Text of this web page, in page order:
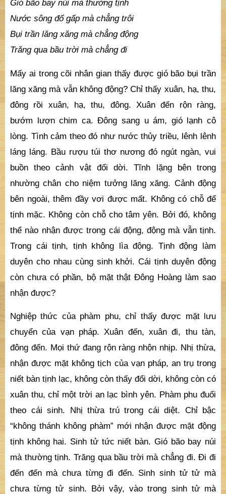
Gió bão bay núi mà thường tịnh
Nước sông đổ gấp mà chẳng trôi
Bụi trần lăng xăng mà chẳng động
Trăng qua bầu trời mà chẳng đi
Mấy ai trong cõi nhân gian thấy được gió bão bụi trần
lăng xăng mà vẫn không động? Chỉ thấy xuân, hạ, thu,
đông rồi xuân, hạ, thu, đông. Xuân đến rộn ràng,
bướm lượn chim ca. Đông sang u ám, gió lạnh cô
lòng. Tình cảm theo đó như nước thủy triều, lênh lênh
láng láng. Bầu rượu túi thơ nương đó ngút ngàn, vui
buồn theo cảnh vật đổi dời. Tĩnh lặng bên trong
nhường chân cho niệm tưởng lăng xăng. Cảnh động
bên ngoài, thêm đầy vơi được mất. Không có chỗ để
tịnh mặc. Không còn chỗ cho tâm yên. Bởi đó, không
thể nào nhận được trong cái động, động mà vẫn tịnh.
Trong cái tịnh, tịnh không lìa động. Tịnh động làm
duyên cho nhau cùng sinh khởi. Cái tịnh duyên động
còn chưa có phần, bộ mặt thật Đông Hoàng làm sao
nhận được?
Nghiệp thức của phàm phu, chỉ thấy được mặt lưu
chuyển của vạn pháp. Xuân đến, xuân đi, thu tàn,
đông đến. Mọi thứ đang rộn ràng nhộn nhịp. Nhị thừa,
nhận được mặt không tịch của vạn pháp, an trụ trong
niết bàn tịnh lạc, không còn thấy đổi dời, không còn có
xuân thu, chỉ một trời an lạc bình yên. Phàm phu đuổi
theo cái sinh. Nhị thừa trú trong cái diệt. Chỉ bậc
“không thánh không phàm” mới nhận được mặt động
tịnh không hai. Sinh tử tức niết bàn. Gió bão bay núi
mà thường tịnh. Trăng qua bầu trời mà chẳng đi. Đi đi
đến đến mà chưa từng đi đến. Sinh sinh tử tử mà
chưa từng tử sinh. Bởi vậy, vào trong sinh tử mà